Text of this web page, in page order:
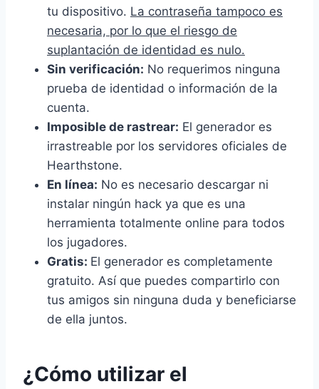
tu dispositivo. La contraseña tampoco es
necesaria, por lo que el riesgo de
suplantación de identidad es nulo.
Sin verificación: No requerimos ninguna
prueba de identidad o información de la
cuenta.
Imposible de rastrear: El generador es
irrastreable por los servidores oficiales de
Hearthstone.
En línea: No es necesario descargar ni
instalar ningún hack ya que es una
herramienta totalmente online para todos
los jugadores.
Gratis: El generador es completamente
gratuito. Así que puedes compartirlo con
tus amigos sin ninguna duda y beneficiarse
de ella juntos.
¿Cómo utilizar el